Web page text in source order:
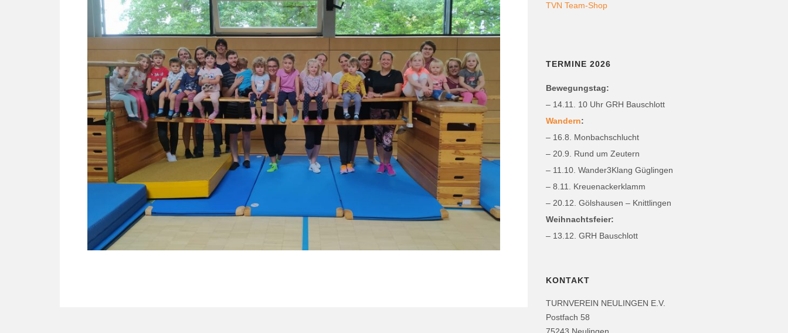
TVN Team-Shop
TERMINE 2026
Bewegungstag:
– 14.11. 10 Uhr GRH Bauschlott
Wandern:
– 16.8. Monbachschlucht
– 20.9. Rund um Zeutern
– 11.10. Wander3Klang Güglingen
– 8.11. Kreuenackerklamm
– 20.12. Gölshausen – Knittlingen
Weihnachtsfeier:
– 13.12. GRH Bauschlott
KONTAKT
TURNVEREIN NEULINGEN E.V.
Postfach 58